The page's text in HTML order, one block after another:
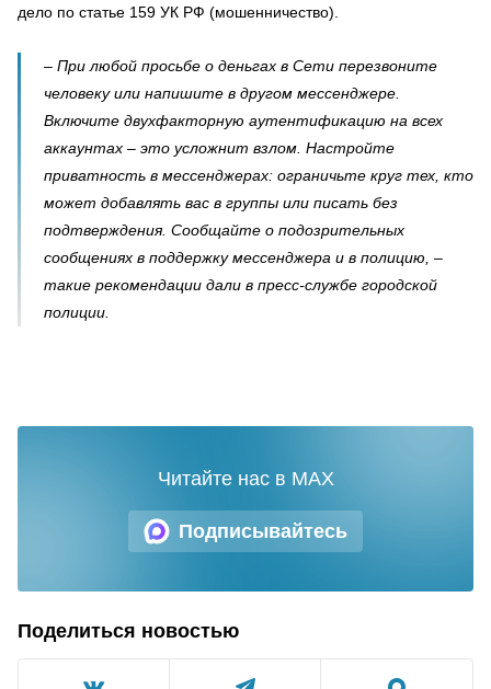
дело по статье 159 УК РФ (мошенничество).
– При любой просьбе о деньгах в Сети перезвоните
человеку или напишите в другом мессенджере.
Включите двухфакторную аутентификацию на всех
аккаунтах – это усложнит взлом. Настройте
приватность в мессенджерах: ограничьте круг тех, кто
может добавлять вас в группы или писать без
подтверждения. Сообщайте о подозрительных
сообщениях в поддержку мессенджера и в полицию, –
такие рекомендации дали в пресс-службе городской
полиции.
Подписывайтесь
Читайте нас в MAX
Поделиться новостью